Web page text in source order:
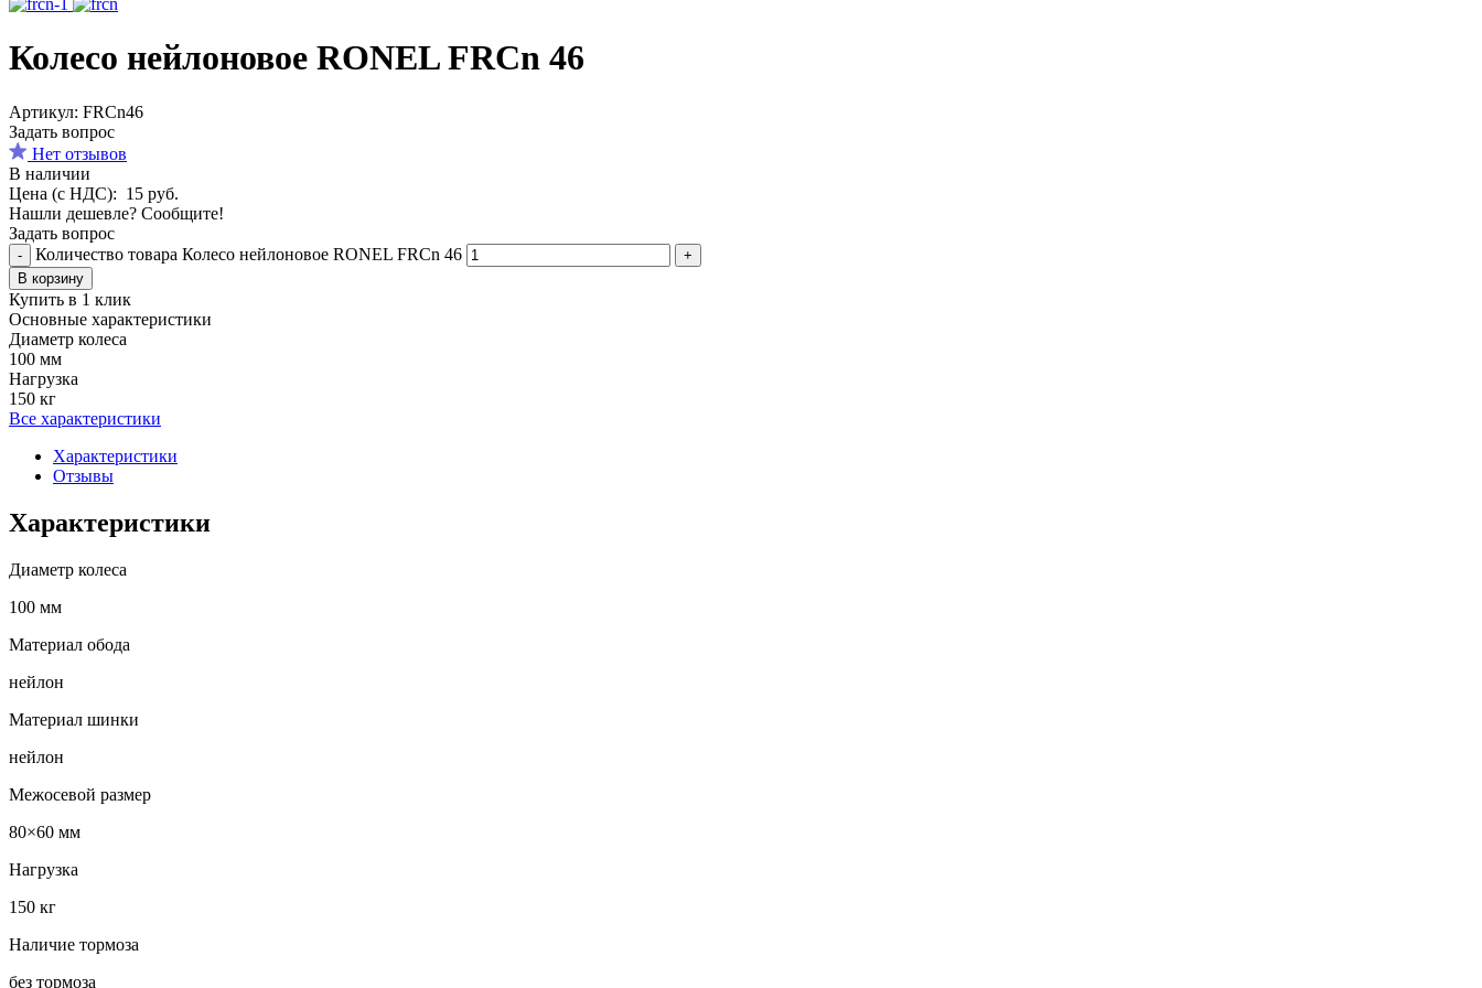
Колесо нейлоновое RONEL FRCn 46
Aртикул: FRCn46
Задать вопрос
Нет отзывов
В наличии
Цена (с НДС): 15 руб.
Нашли дешевле? Сообщите!
Задать вопрос
- Количество товара Колесо нейлоновое RONEL FRCn 46
+
В корзину
Купить в 1 клик
Основные характеристики
Диаметр колеса
100 мм
Нагрузка
150 кг
Все характеристики
Характеристики
Отзывы
Характеристики
Диаметр колеса
100 мм
Материал обода
нейлон
Материал шинки
нейлон
Межосевой размер
80×60 мм
Нагрузка
150 кг
Наличие тормоза
без тормоза